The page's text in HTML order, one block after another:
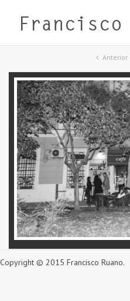
Anterior
Copyright © 2015 Francisco Ruano.